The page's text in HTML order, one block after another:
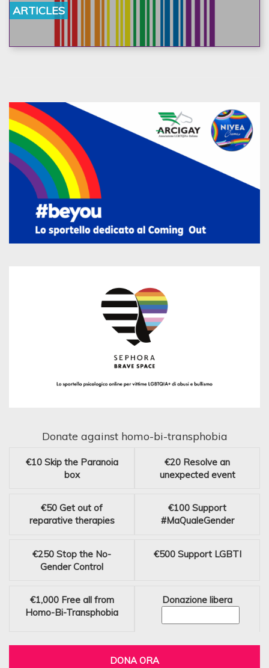
ARTICLES
Donate against homo-bi-transphobia
€10 Skip the Paranoia
box
€20 Resolve an
unexpected event
€50 Get out of
reparative therapies
€100 Support
#MaQualeGender
€250 Stop the No-
Gender Control
€500 Support LGBTI
€1,000 Free all from
Homo-Bi-Transphobia
Donazione libera
DONA ORA